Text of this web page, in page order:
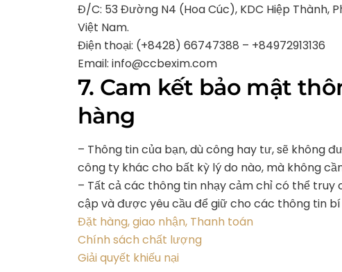
Đ/C: 53 Đường N4 (Hoa Cúc), KDC Hiệp Thành,
Việt Nam.
Điện thoại: (+8428) 66747388 – +84972913136
Email: info@ccbexim.com
7. Cam kết bảo mật
hàng
– Thông tin của bạn, dù công hay tư, sẽ không
công ty khác cho bất kỳ lý do nào, mà không
– Tất cả các thông tin nhạy cảm chỉ có thể
cập và được yêu cầu để giữ cho các thông tin
Đặt hàng, giao nhận, Thanh toán
Chính sách chất lượng
Giải quyết khiếu nại